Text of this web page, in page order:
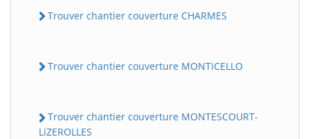
Trouver chantier couverture CHARMES
Trouver chantier couverture MONTiCELLO
Trouver chantier couverture MONTESCOURT-
LiZEROLLES